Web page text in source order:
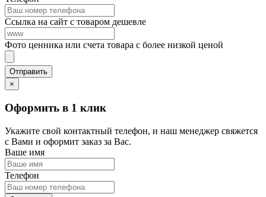
Ссылка на сайт с товаром дешевле
Фото ценника или счета товара с более низкой ценой
×
Оформить в 1 клик
Укажите свой контактный телефон, и наш менеджер свяжется
с Вами и оформит заказ за Вас.
Ваше имя
Телефон